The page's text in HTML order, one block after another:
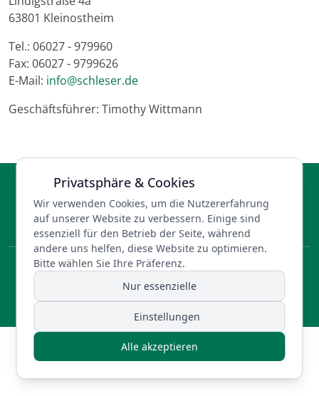
63801 Kleinostheim
Tel.: 06027 - 979960
Fax: 06027 - 9799626
E-Mail: info@schleser.de
Geschäftsführer: Timothy Wittmann
© 2026 Schleser Garten - und Landschaftsbau GmbH. Alle
Rechte vorbehalten.
Entwicklung durch REIKEM Webentwicklung
Datenschutz|Impressum
Privatsphäre & Cookies
Wir verwenden Cookies, um die Nutzererfahrung
auf unserer Website zu verbessern. Einige sind
essenziell für den Betrieb der Seite, während
andere uns helfen, diese Website zu optimieren.
Bitte wählen Sie Ihre Präferenz.
Nur essenzielle
Einstellungen
Alle akzeptieren